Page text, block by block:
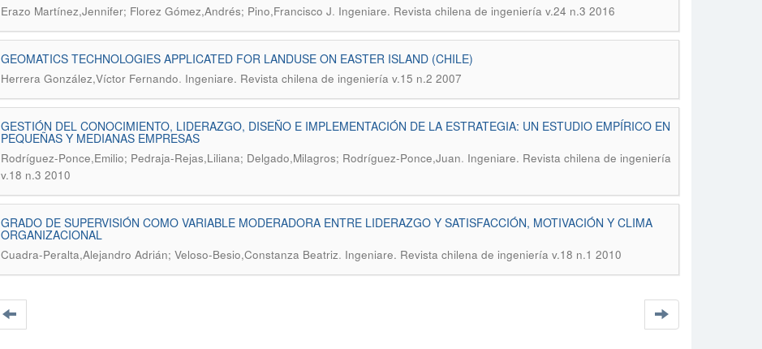
Erazo Martínez,Jennifer; Florez Gómez,Andrés; Pino,Francisco J. Ingeniare. Revista chilena de ingeniería v.24 n.3 2016
GEOMATICS TECHNOLOGIES APPLICATED FOR LANDUSE ON EASTER ISLAND (CHILE)
Herrera González,Víctor Fernando. Ingeniare. Revista chilena de ingeniería v.15 n.2 2007
GESTIÓN DEL CONOCIMIENTO, LIDERAZGO, DISEÑO E IMPLEMENTACIÓN DE LA ESTRATEGIA: UN ESTUDIO EMPÍRICO EN
PEQUEÑAS Y MEDIANAS EMPRESAS
Rodríguez-Ponce,Emilio; Pedraja-Rejas,Liliana; Delgado,Milagros; Rodríguez-Ponce,Juan. Ingeniare. Revista chilena de ingeniería
v.18 n.3 2010
GRADO DE SUPERVISIÓN COMO VARIABLE MODERADORA ENTRE LIDERAZGO Y SATISFACCIÓN, MOTIVACIÓN Y CLIMA
ORGANIZACIONAL
Cuadra-Peralta,Alejandro Adrián; Veloso-Besio,Constanza Beatriz. Ingeniare. Revista chilena de ingeniería v.18 n.1 2010